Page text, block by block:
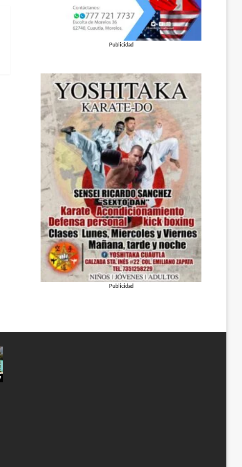
Publicidad
Publicidad